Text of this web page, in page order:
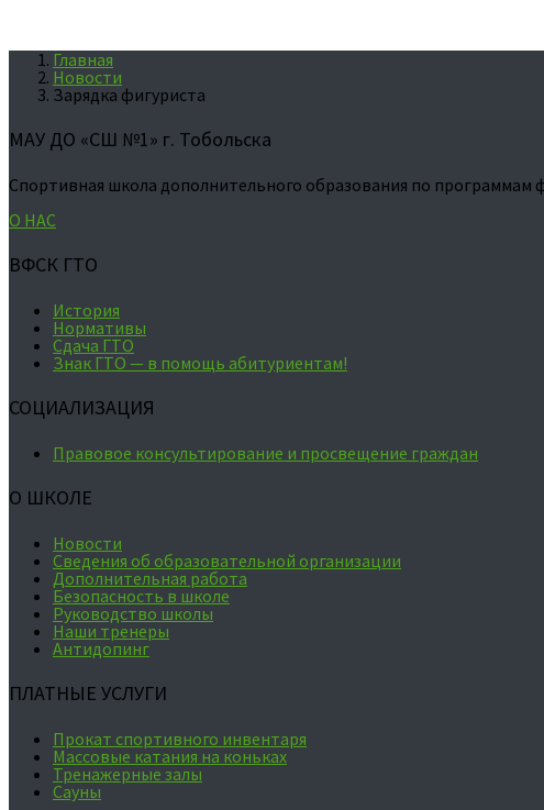
Главная
Новости
Зарядка фигуриста
МАУ ДО «СШ №1» г. Тобольска
Спортивная школа дополнительного образования по программам
О НАС
ВФСК ГТО
История
Нормативы
Сдача ГТО
Знак ГТО — в помощь абитуриентам!
СОЦИАЛИЗАЦИЯ
Правовое консультирование и просвещение граждан
О ШКОЛЕ
Новости
Сведения об образовательной организации
Дополнительная работа
Безопасность в школе
Руководство школы
Наши тренеры
Антидопинг
ПЛАТНЫЕ УСЛУГИ
Прокат спортивного инвентаря
Массовые катания на коньках
Тренажерные залы
Сауны